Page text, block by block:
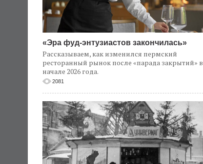
«Эра фуд-энтузиастов закончилась»
Рассказываем, как изменился пермский
ресторанный рынок после «парада закрытий» в
начале 2026 года.
2081